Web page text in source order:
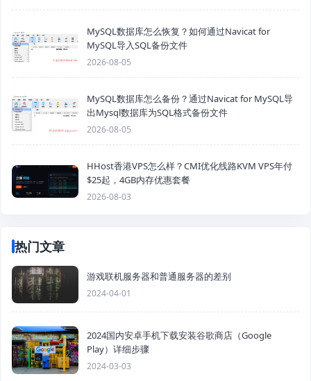
MySQL数据库怎么恢复？如何通过Navicat for
MySQL导入SQL备份文件
2026-08-05
MySQL数据库怎么备份？通过Navicat for MySQL导
出Mysql数据库为SQL格式备份文件
2026-08-05
HHost香港VPS怎么样？CMI优化线路KVM VPS年付
$25起，4GB内存优惠套餐
2026-08-03
热门文章
游戏联机服务器和普通服务器的差别
2024-04-01
2024国内安卓手机下载安装谷歌商店（Google
Play）详细步骤
2024-03-03